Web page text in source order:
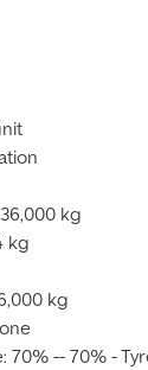
kg
kg
kg
70% -- 70% -